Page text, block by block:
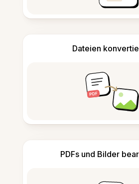
Dateien
PDFs und Bilder